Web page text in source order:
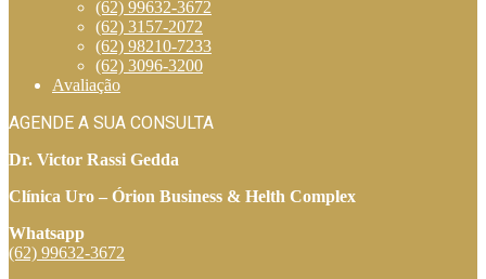
(62) 99632-3672
(62) 3157-2072
(62) 98210-7233
(62) 3096-3200
Avaliação
AGENDE A SUA CONSULTA
Dr. Victor Rassi Gedda
Clínica Uro – Órion Business & Helth Complex
Whatsapp
(62) 99632-3672